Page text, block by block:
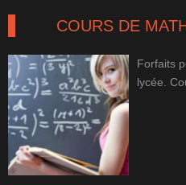
COURS DE
Forfaits
lycée.